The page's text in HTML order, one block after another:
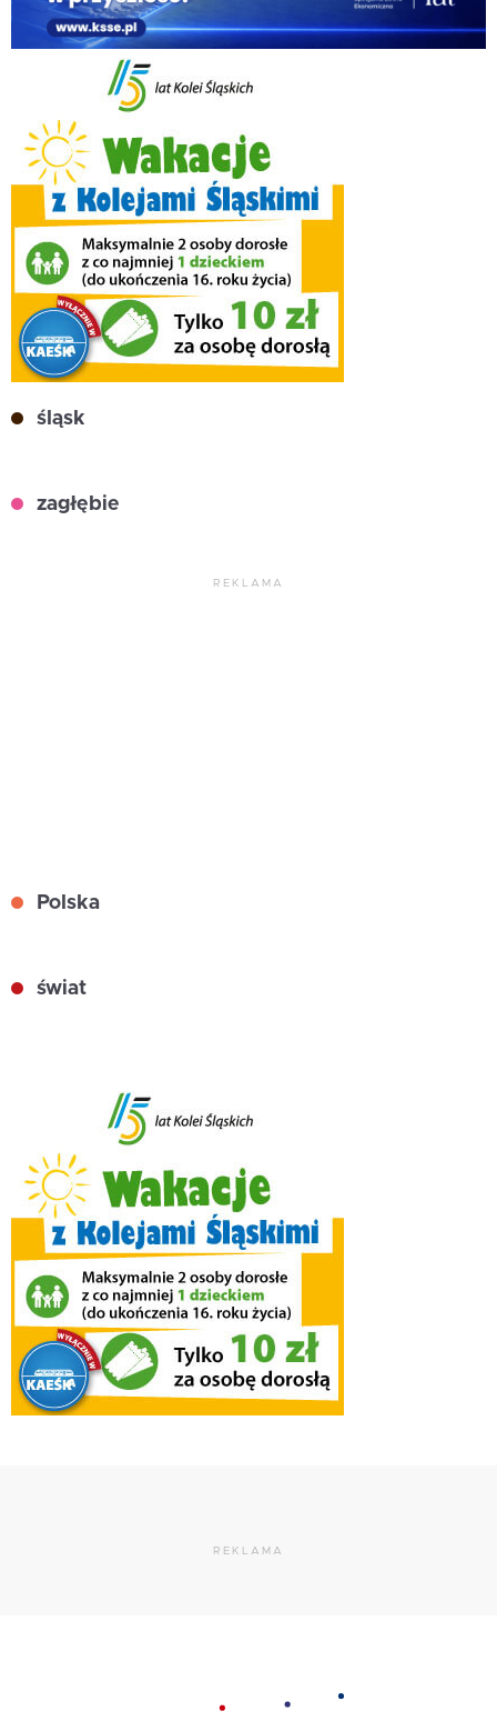
śląsk
zagłębie
REKLAMA
Polska
świat
REKLAMA